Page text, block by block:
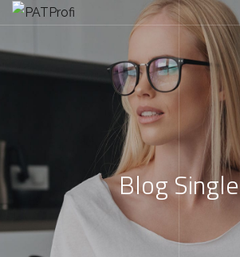
Blog Single